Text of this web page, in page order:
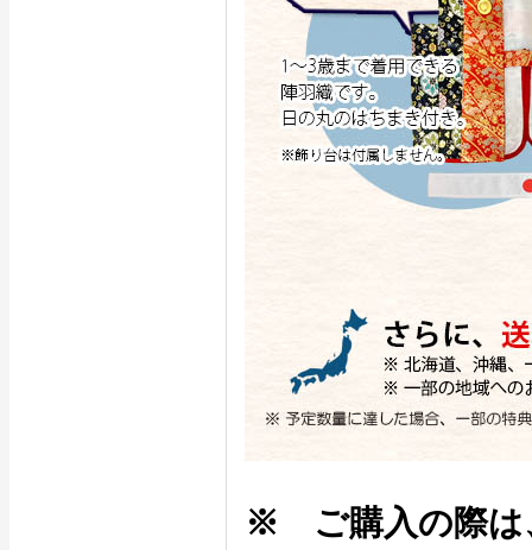
※ ご購入の際は